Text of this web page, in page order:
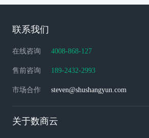
联系我们
在线咨询 4008-868-127
售前咨询 189-2432-2993
市场合作 steven@shushangyun.com
关于数商云